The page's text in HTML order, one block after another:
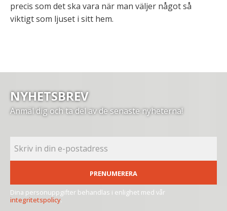
precis som det ska vara när man väljer något så
viktigt som ljuset i sitt hem.
NYHETSBREV
Anmäl dig och ta del av de senaste nyheterna!
PRENUMERERA
Dina personuppgifter behandlas i enlighet med vår
integritetspolicy.